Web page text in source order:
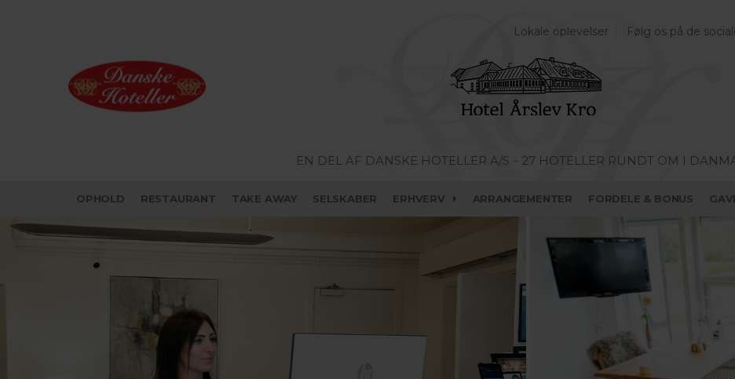
Lokale oplevelser Følg os på de
EN DEL AF DANSKE HOTELLER A/S - 27 HOTELLER RUNDT OM I
OPHOLD RESTAURANT TAKE AWAY SELSKABER ERHVERV ARRANGEMENTER FORDELE & BONUS